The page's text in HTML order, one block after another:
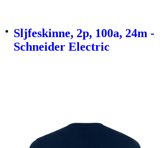
Sljfeskinne, 2p, 100a, 24m -
Schneider Electric